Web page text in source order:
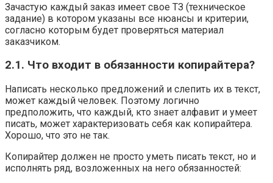
Зачастую каждый заказ имеет свое ТЗ (техническое
задание) в котором указаны все нюансы и критерии,
согласно которым будет проверяться материал
заказчиком.
2.1. Что входит в обязанности копирайтера?
Написать несколько предложений и слепить их в текст,
может каждый человек. Поэтому логично
предположить, что каждый, кто знает алфавит и умеет
писать, может характеризовать себя как копирайтера.
Хорошо, что это не так.
Копирайтер должен не просто уметь писать текст, но и
исполнять ряд, возложенных на него обязанностей: